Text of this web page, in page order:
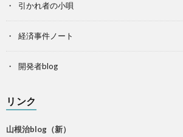
引かれ者の小唄
経済事件ノート
開発者blog
リンク
山根治blog（新）